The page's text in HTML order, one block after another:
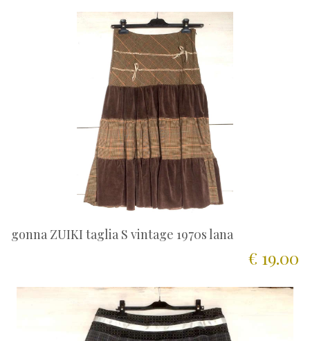
gonna ZUIKI taglia S vintage 1970s lana
€ 19.00